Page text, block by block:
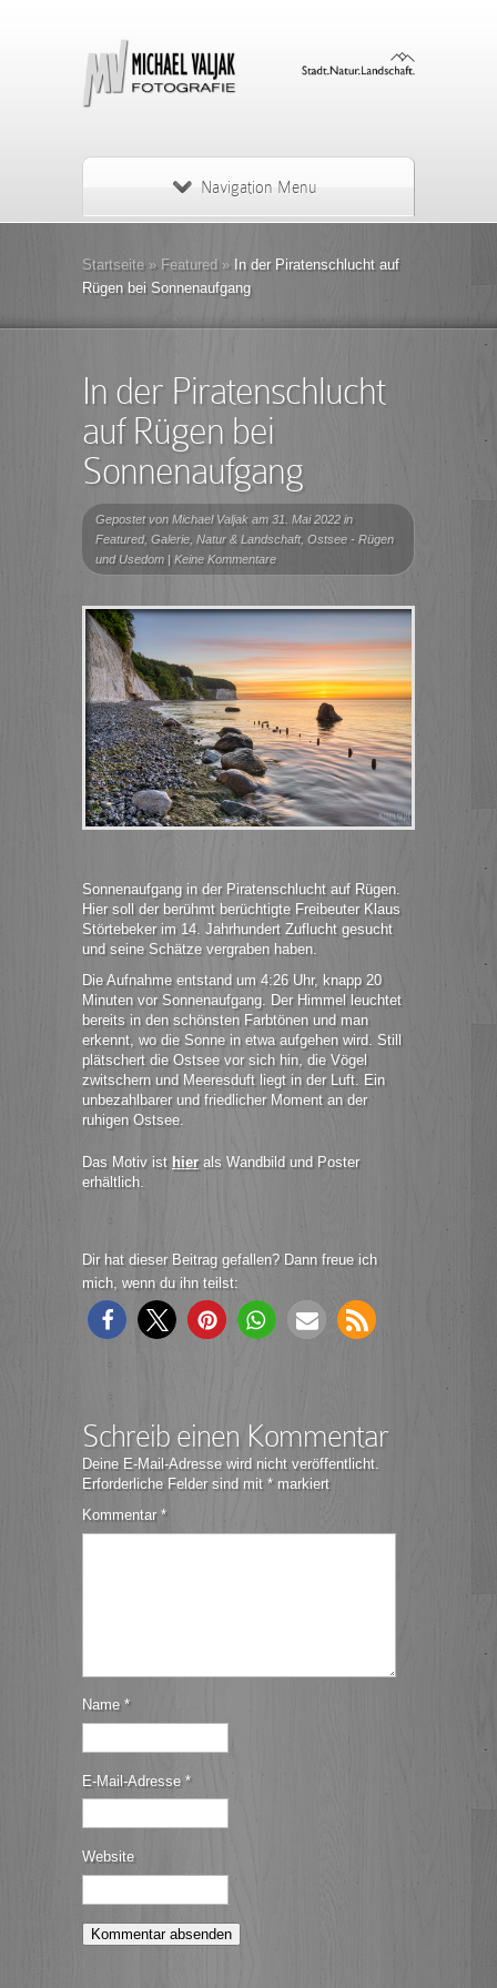
Navigation Menu
Startseite » Featured » In der Piratenschlucht auf
Rügen bei Sonnenaufgang
In der Piratenschlucht
auf Rügen bei
Sonnenaufgang
Gepostet von Michael Valjak am 31. Mai 2022 in
Featured, Galerie Natur & Landschaft, Ostsee - Rügen
und Usedom | Keine Kommentare
Sonnenaufgang in der Piratenschlucht auf Rügen.
Hier soll der berühmt berüchtigte Freibeuter Klaus
Störtebeker im 14. Jahrhundert Zuflucht gesucht
und seine Schätze vergraben haben.
Die Aufnahme entstand um 4:26 Uhr, knapp 20
Minuten vor Sonnenaufgang. Der Himmel leuchtet
bereits in den schönsten Farbtönen und man
erkennt, wo die Sonne in etwa aufgehen wird. Still
plätschert die Ostsee vor sich hin, die Vögel
zwitschern und Meeresduft liegt in der Luft. Ein
unbezahlbarer und friedlicher Moment an der
ruhigen Ostsee.
Das Motiv ist hierals Wandbild und Poster
erhältlich.
Dir hat dieser Beitrag gefallen? Dann freue ich
mich, wenn du ihn teilst:
Schreib einen Kommentar
Deine E-Mail-Adresse wird nicht veröffentlicht.
Erforderliche Felder sind mit * markiert
Kommentar*
Name *
E-Mail-Adresse *
Website